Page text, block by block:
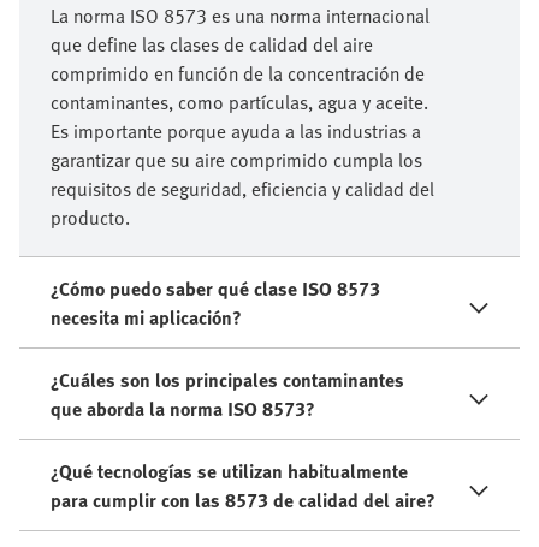
La norma ISO 8573 es una norma internacional
que define las clases de calidad del aire
comprimido en función de la concentración de
contaminantes, como partículas, agua y aceite.
Es importante porque ayuda a las industrias a
garantizar que su aire comprimido cumpla los
requisitos de seguridad, eficiencia y calidad del
producto.
¿Cómo puedo saber qué clase ISO 8573
necesita mi aplicación?
¿Cuáles son los principales contaminantes
que aborda la norma ISO 8573?
¿Qué tecnologías se utilizan habitualmente
para cumplir con las 8573 de calidad del aire?